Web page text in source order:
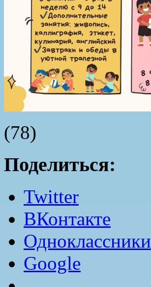
(78)
Поделиться:
Twitter
ВКонтакте
Одноклассники
Google